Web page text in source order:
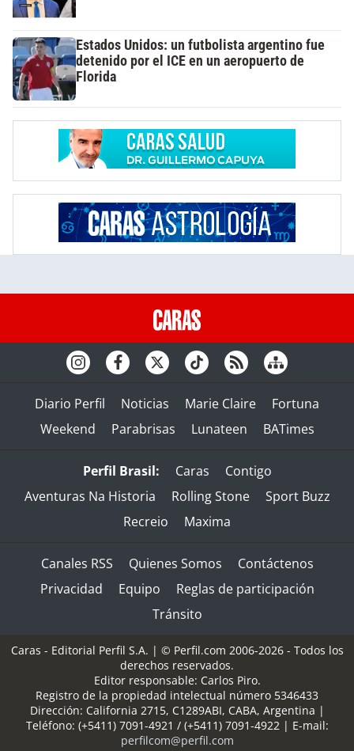
Estados Unidos: un futbolista argentino fue
detenido por el ICE en un aeropuerto de
Florida
Diario Perfil Noticias Marie Claire
Fortuna
Weekend
Parabrisas Lunateen BATimes
Perfil Brasil: Caras
Contigo
Aventuras Na Historia
Rolling Stone
Sport Buzz
Recreio
Maxima
Canales RSS Quienes Somos
Contáctenos
Privacidad
Equipo
Reglas de participación
Tránsito
Caras - Editorial Perfil S.A. | © Perfil.com 2006-2026 - Todos los
derechos reservados.
Editor responsable: Carlos Piro.
Registro de la propiedad intelectual número 5346433
Dirección: California 2715, C1289ABI, CABA, Argentina |
Teléfono: (+5411) 7091-4921 / (+5411) 7091-4922| E-mail:
perfilcom@perfil.com